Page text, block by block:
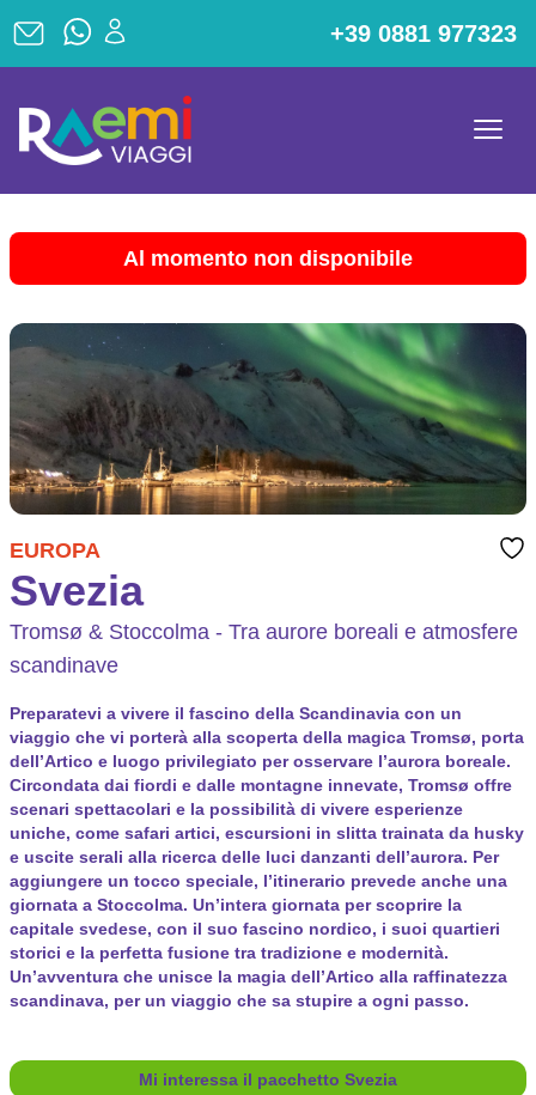
+39 0881 977323
Al momento non disponibile
EUROPA
Svezia
Tromsø & Stoccolma - Tra aurore boreali e atmosfere
scandinave
Preparatevi a vivere il fascino della Scandinavia con un
viaggio che vi porterà alla scoperta della magica Tromsø, porta
dell’Artico e luogo privilegiato per osservare l’aurora boreale.
Circondata dai fiordi e dalle montagne innevate, Tromsø offre
scenari spettacolari e la possibilità di vivere esperienze
uniche, come safari artici, escursioni in slitta trainata da husky
e uscite serali alla ricerca delle luci danzanti dell’aurora. Per
aggiungere un tocco speciale, l’itinerario prevede anche una
giornata a Stoccolma. Un’intera giornata per scoprire la
capitale svedese, con il suo fascino nordico, i suoi quartieri
storici e la perfetta fusione tra tradizione e modernità.
Un’avventura che unisce la magia dell’Artico alla raffinatezza
scandinava, per un viaggio che sa stupire a ogni passo.
Mi interessa il pacchetto Svezia